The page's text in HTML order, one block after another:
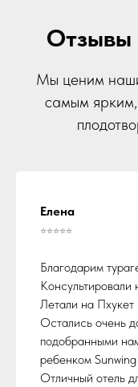
Отзывы
Мы ценим
самым
Елена
⭐⭐⭐⭐⭐
Благодарим
Консультировали
Летали на Пхукет
Остались очень
подобранными
ребенком
Отличный отель